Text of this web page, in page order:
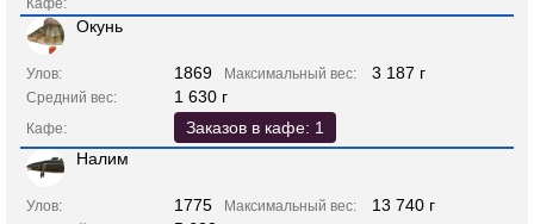
Окунь
Улов: 1869 Максимальный вес: 3 187 г
Средний вес: 1 630 г
Кафе:
Заказов в кафе: 1
Налим
Улов: 1775 Максимальный вес: 13 740 г